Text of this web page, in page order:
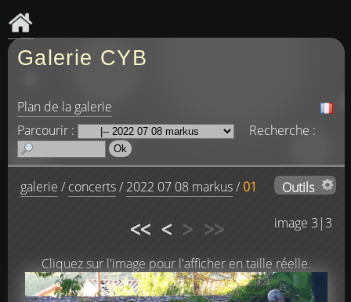
Galerie CYB
Plan de la galerie
Parcourir :
Recherche :
Outils
galerie / concerts/ 2022 07 08 markus/ 01
image 3|3
<< < > >>
Cliquez sur l'image pour l'afficher en taille réelle.